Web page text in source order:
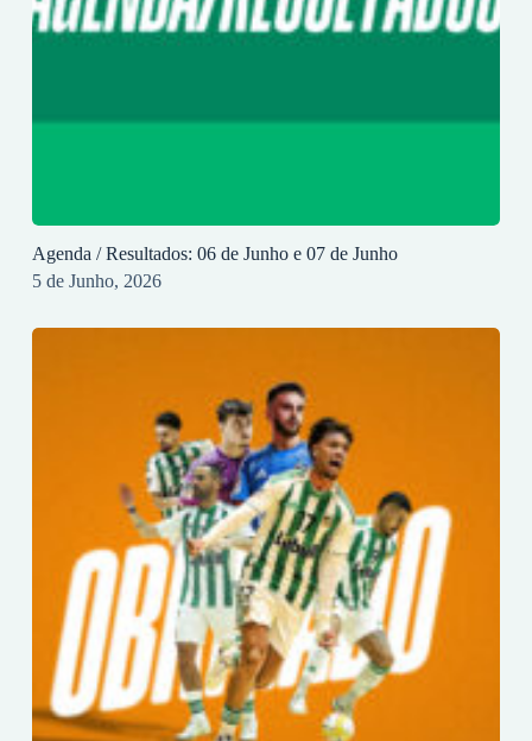
Agenda / Resultados: 06 de Junho e 07 de Junho
5 de Junho, 2026